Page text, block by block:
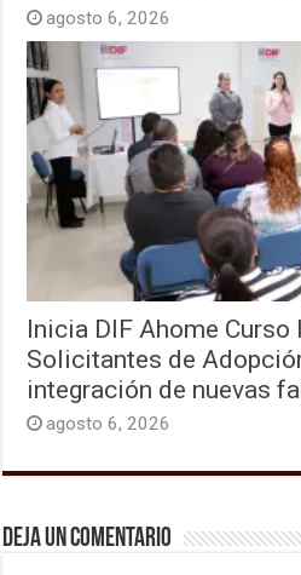
agosto 6, 2026
Inicia DIF Ahome Curso
Solicitantes de
integración de nuevas
agosto 6, 2026
Deja un comentario